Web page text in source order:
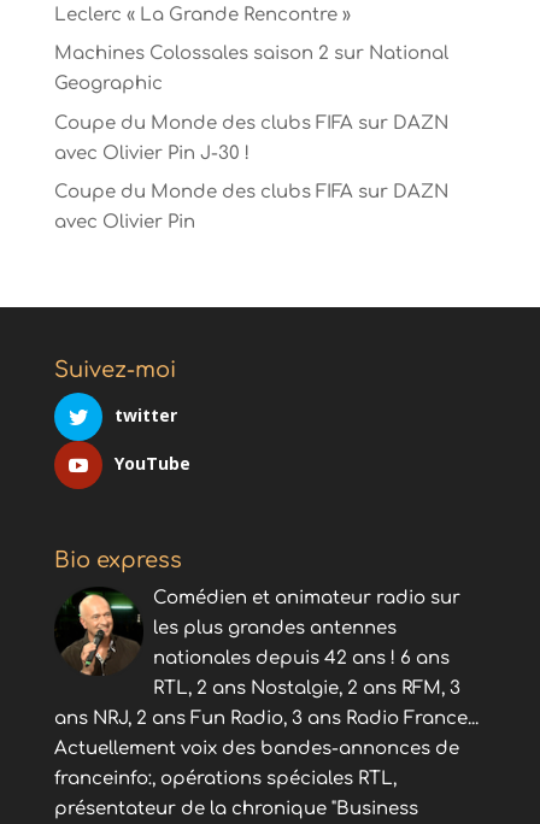
Leclerc « La Grande Rencontre »
Machines Colossales saison 2 sur National
Geographic
Coupe du Monde des clubs FIFA sur DAZN
avec Olivier Pin J-30 !
Coupe du Monde des clubs FIFA sur DAZN
avec Olivier Pin
Suivez-moi
twitter
YouTube
Bio express
Comédien et animateur radio sur
les plus grandes antennes
nationales depuis 42 ans ! 6 ans
RTL, 2 ans Nostalgie, 2 ans RFM, 3
ans NRJ, 2 ans Fun Radio, 3 ans Radio France...
Actuellement voix des bandes-annonces de
franceinfo:, opérations spéciales RTL,
présentateur de la chronique "Business